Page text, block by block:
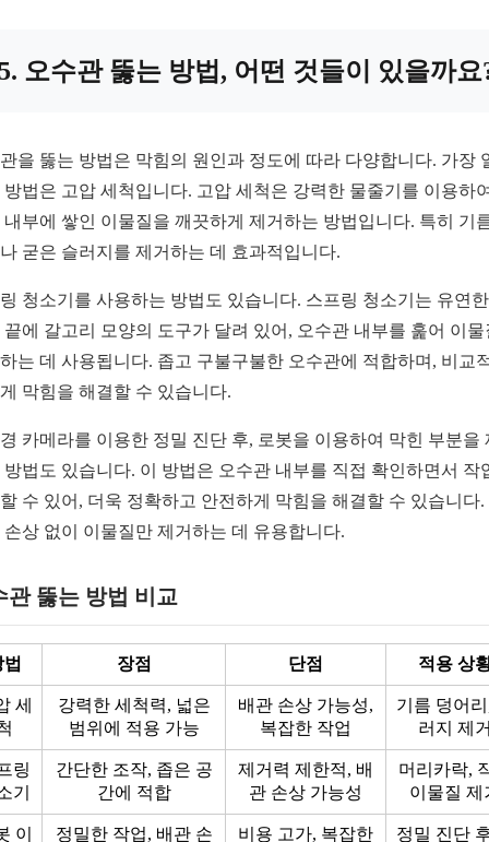
오수관 뚫는 방법, 어떤 것들이 있을까요
을 뚫는 방법은 막힘의 원인과 정도에 따라 다양합니다. 가장
방법은 고압 세척입니다. 고압 세척은 강력한 물줄기를 이용하
내부에 쌓인 이물질을 깨끗하게 제거하는 방법입니다. 특히 기
굳은 슬러지를 제거하는 데 효과적입니다.
청소기를 사용하는 방법도 있습니다. 스프링 청소기는 유연
끝에 갈고리 모양의 도구가 달려 있어, 오수관 내부를 훑어 이물
는 데 사용됩니다. 좁고 구불구불한 오수관에 적합하며, 비교
막힘을 해결할 수 있습니다.
카메라를 이용한 정밀 진단 후, 로봇을 이용하여 막힌 부분을
방법도 있습니다. 이 방법은 오수관 내부를 직접 확인하면서 작
수 있어, 더욱 정확하고 안전하게 막힘을 해결할 수 있습니다.
손상 없이 이물질만 제거하는 데 유용합니다.
관 뚫는 방법 비교
장점 단점 적용 상
세
강력한 세척력, 넓은
범위에 적용 가능
배관 손상 가능성,
복잡한 작업
기름 덩어
러지 제
링
기
간단한 조작, 좁은 공
간에 적합
제거력 제한적, 배
관 손상 가능성
머리카락,
이물질 제
이 정밀한 작업, 배관 손 비용 고가, 복잡한 정밀 진단